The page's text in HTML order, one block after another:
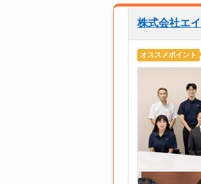
株式会社エ
オススメポイント